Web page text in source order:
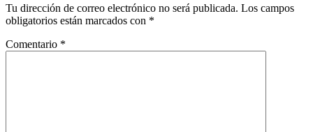
Tu dirección de correo electrónico no será publicada. Los campos
obligatorios están marcados con *
Comentario *